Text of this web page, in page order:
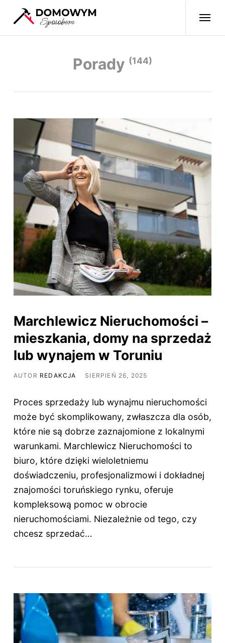
Porady (144)
Marchlewicz Nieruchomości –
mieszkania, domy na sprzedaż
lub wynajem w Toruniu
AUTOR REDAKCJA SIERPIEŃ 26, 2025
Proces sprzedaży lub wynajmu nieruchomości
może być skomplikowany, zwłaszcza dla osób,
które nie są dobrze zaznajomione z lokalnymi
warunkami. Marchlewicz Nieruchomości to
biuro, które dzięki wieloletniemu
doświadczeniu, profesjonalizmowi i dokładnej
znajomości toruńskiego rynku, oferuje
kompleksową pomoc w obrocie
nieruchomościami. Niezależnie od tego, czy
chcesz sprzedać…